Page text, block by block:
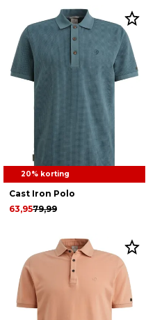
20% korting
Cast Iron Polo
79,99
63,95